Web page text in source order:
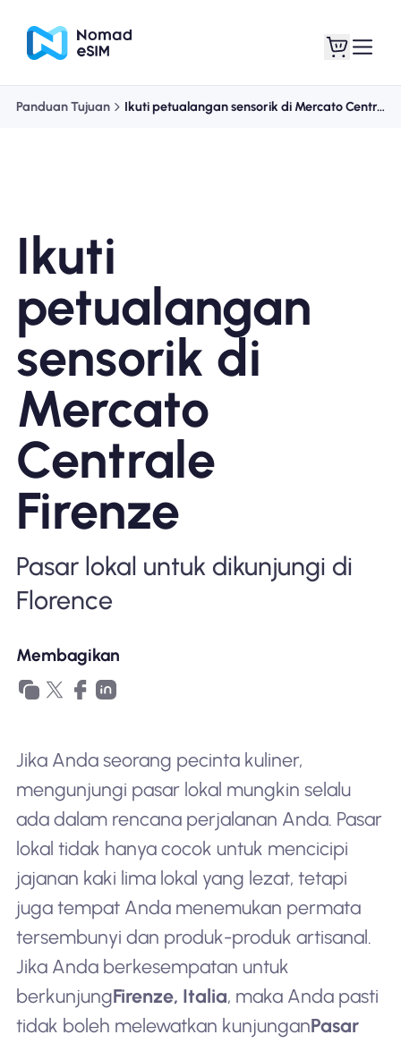
Tentang eSIM
Mengapa Nomad eSIM
Menggunakan eSIM
Untuk bisnis
Panduan Tujuan Ikuti petualangan sensorik di Mercato Centrale Firenze
Ikuti
petualangan
sensorik di
Mercato
Centrale
Firenze
Pasar lokal untuk dikunjungi di
Florence
Membagikan
Jika Anda seorang pecinta kuliner,
mengunjungi pasar lokal mungkin selalu
ada dalam rencana perjalanan Anda. Pasar
lokal tidak hanya cocok untuk mencicipi
jajanan kaki lima lokal yang lezat, tetapi
juga tempat Anda menemukan permata
tersembunyi dan produk-produk artisanal.
Jika Anda berkesempatan untuk
berkunjungFirenze, Italia, maka Anda pasti
tidak boleh melewatkan kunjunganPasar